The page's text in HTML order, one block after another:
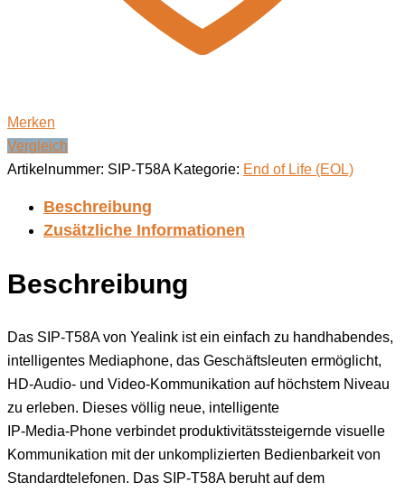
Merken
Vergleich
Artikelnummer: SIP-T58A Kategorie: End of Life (EOL)
Beschreibung
Zusätzliche Informationen
Beschreibung
Das SIP-T58A von Yealink ist ein einfach zu handhabendes,
intelligentes Mediaphone, das Geschäftsleuten ermöglicht,
HD-Audio- und Video-Kommunikation auf höchstem Niveau
zu erleben. Dieses völlig neue, intelligente
IP-Media-Phone verbindet produktivitätssteigernde visuelle
Kommunikation mit der unkomplizierten Bedienbarkeit von
Standardtelefonen. Das SIP-T58A beruht auf dem